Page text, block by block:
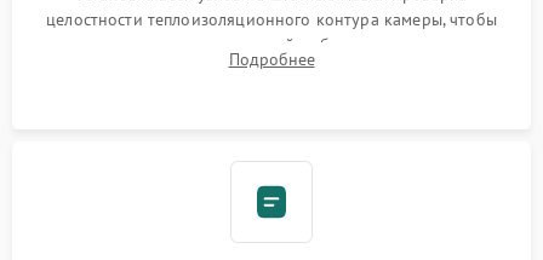
целостности теплоизоляционного контура камеры, чтобы
исключить перегрев кухонной мебели и потерю тепла.
Надежная фиксация клемм и сборка корпуса шкафа.
Подробнее